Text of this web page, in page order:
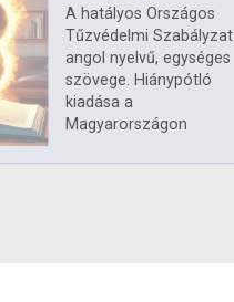
A hatályos Országos
Tűzvédelmi Szabályzat
angol nyelvű, egységes
szövege. Hiánypótló
kiadása a
Magyarországon